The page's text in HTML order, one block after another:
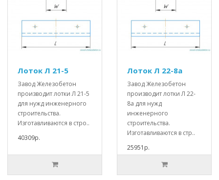
Лоток Л 21-5
Завод Железобетон
производит лотки Л 21-5
для нужд инженерного
строительства.
Изготавливаются в стро..
40309р.
Лоток Л 22-8а
Завод Железобетон
производит лотки Л 22-
8а для нужд
инженерного
строительства.
Изготавливаются в стр..
25951р.